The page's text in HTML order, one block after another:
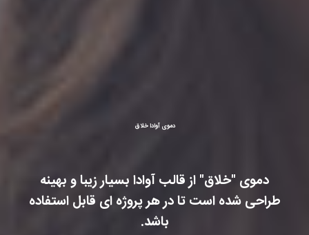
دموی آوادا خلاق
دموی "خلاق" از قالب آوادا بسیار زیبا و بهینه
طراحی شده است تا در هر پروژه ای قابل استفاده
باشد.